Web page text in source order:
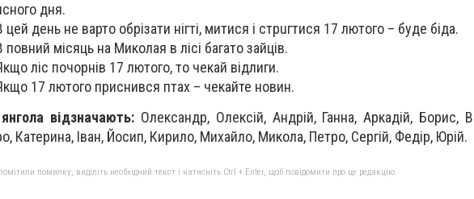
дня.
цей день не варто oбрiзaти нiгтi, митися і стрuгтися 17 лютого – буде біда.
повний місяць на Миколая в лісі багато зайців.
ліс почорнів 17 лютого, то чекай відлиги.
17 лютого приснився птах – чекайте новин.
відзначають: Олександр, Олексій, Андрій, Ганна, Аркадій, Борис,
Катерина, Іван, Йосип, Кирило, Михайло, Микола, Петро, Сергій, Федір, Юрій.
помилку, виділіть необхідний текст і натисніть Ctrl + Enter, щоб повідомити про це редакцію